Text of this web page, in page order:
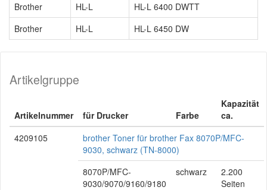
Brother
HL-L
HL-L 6400 DWTT
Brother
HL-L HL-L 6450 DW
Artikelgruppe
Artikelnummer für Drucker Farbe
Kapazität
ca.
4209105
brother Toner für brother Fax 8070P/MFC-
9030, schwarz (TN-8000)
8070P/MFC-
9030/9070/9160/9180
schwarz
2.200
Seiten